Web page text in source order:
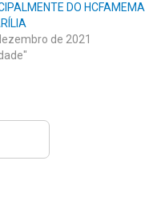
DO HCFAMEMA
de 2021